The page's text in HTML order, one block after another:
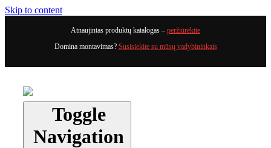
Skip to content
Atnaujintas produktų katalogas – peržiūrėkite
Domina montavimas? Susisiekite su mūsų vadybininkais
Toggle
Navigation